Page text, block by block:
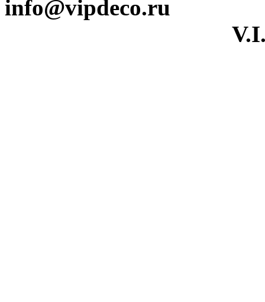
info@vipdeco.ru